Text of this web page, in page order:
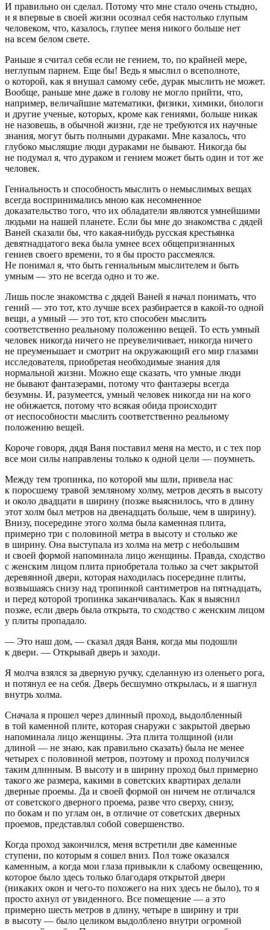
И правильно он сделал. Потому что мне стало очень стыдно,
и я впервые в своей жизни осознал себя настолько глупым
человеком, что, казалось, глупее меня никого больше нет
на всем белом свете.
Раньше я считал себя если не гением, то, по крайней мере,
неглупым парнем. Еще бы! Ведь я мыслил о всеполноте,
о которой, как я внушал самому себе, дурак мыслить не может.
Вообще, раньше мне даже в голову не могло прийти, что,
например, величайшие математики, физики, химики, биологи
и другие ученые, которых, кроме как гениями, больше никак
не назовешь, в обычной жизни, где не требуются их научные
знания, могут быть полными дураками. Мне казалось, что
глубоко мыслящие люди дураками не бывают. Никогда бы
не подумал я, что дураком и гением может быть один и тот же
человек.
Гениальность и способность мыслить о немыслимых вещах
всегда воспринимались мною как несомненное
доказательство того, что их обладатели являются умнейшими
людьми на нашей планете. Если бы мне до знакомства с дядей
Ваней сказали бы, что какая-нибудь русская крестьянка
девятнадцатого века была умнее всех общепризнанных
гениев своего времени, то я бы просто рассмеялся.
Не понимал я, что быть гениальным мыслителем и быть
умным — это не всегда одно и то же.
Лишь после знакомства с дядей Ваней я начал понимать, что
гений — это тот, кто лучше всех разбирается в какой-то одной
вещи, а умный — это тот, кто способен мыслить
соответственно реальному положению вещей. То есть умный
человек никогда ничего не преувеличивает, никогда ничего
не преуменьшает и смотрит на окружающий его мир глазами
исследователя, приобретая необходимые знания для
нормальной жизни. Можно еще сказать, что умные люди
не бывают фантазерами, потому что фантазеры всегда
безумны. И, разумеется, умный человек никогда ни на кого
не обижается, потому что всякая обида происходит
от неспособности мыслить соответственно реальному
положению вещей.
Короче говоря, дядя Ваня поставил меня на место, и с тех пор
все мои силы направлены только к одной цели — поумнеть.
Между тем тропинка, по которой мы шли, привела нас
к поросшему травой земляному холму, метров десять в высоту
и около двадцати в ширину (позже выяснилось, что в длину
этот холм был метров на двенадцать больше, чем в ширину).
Внизу, посередине этого холма была каменная плита,
примерно три с половиной метра в высоту и столько же
в ширину. Она выступала из холма на метр с небольшим
и своей формой напоминала лицо женщины. Правда, сходство
с женским лицом плита приобретала только за счет закрытой
деревянной двери, которая находилась посередине плиты,
возвышаясь снизу над тропинкой сантиметров на пятнадцать,
и перед которой тропинка заканчивалась. Как я выяснил
позже, если дверь была открыта, то сходство с женским лицом
у плиты пропадало.
— Это наш дом, — сказал дядя Ваня, когда мы подошли
к двери. — Открывай дверь и заходи.
Я молча взялся за дверную ручку, сделанную из оленьего рога,
и потянул ее на себя. Дверь бесшумно открылась, и я шагнул
внутрь холма.
Сначала я прошел через длинный проход, выдолбленный
в той каменной плите, которая снаружи с закрытой дверью
напоминала лицо женщины. Эта плита толщиной (или
длиной — не знаю, как правильно сказать) была не менее
четырех с половиной метров, поэтому и проход получился
таким длинным. В высоту и в ширину проход был примерно
такого же размера, какими в советских квартирах делали
дверные проемы. Да и своей формой он ничем не отличался
от советского дверного проема, разве что сверху, снизу,
по бокам и по углам он, в отличие от советских дверных
проемов, представлял собой совершенство.
Когда проход закончился, меня встретили две каменные
ступени, по которым я сошел вниз. Пол тоже оказался
каменным, а когда мои глаза привыкли к слабому освещению,
которое было здесь только благодаря открытой двери
(никаких окон и чего-то похожего на них здесь не было), то я
просто ахнул от увиденного. Все помещение — а это
примерно шесть метров в длину, четыре в ширину и три
в высоту — было целиком выдолблено внутри огромной